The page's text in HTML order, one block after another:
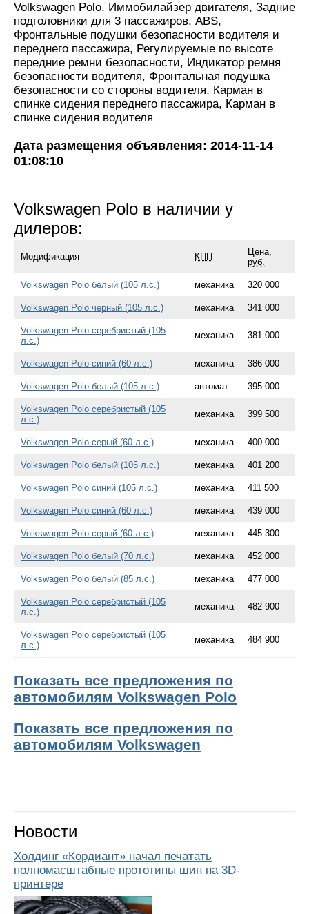
Volkswagen Polo. Иммобилайзер двигателя, Задние
подголовники для 3 пассажиров, ABS,
Фронтальные подушки безопасности водителя и
переднего пассажира, Регулируемые по высоте
передние ремни безопасности, Индикатор ремня
безопасности водителя, Фронтальная подушка
безопасности со стороны водителя, Карман в
спинке сидения переднего пассажира, Карман в
спинке сидения водителя
Дата размещения объявления: 2014-11-14
01:08:10
Volkswagen Polo в наличии у
дилеров:
Модификация КПП
Цена,
руб.
Volkswagen Polo белый (105 л.с.) механика 320 000
Volkswagen Polo черный (105 л.с.) механика 341 000
Volkswagen Polo серебристый (105
л.с.)
механика 381 000
Volkswagen Polo синий (60 л.с.) механика 386 000
Volkswagen Polo белый (105 л.с.) автомат 395 000
Volkswagen Polo серебристый (105
л.с.)
механика 399 500
Volkswagen Polo серый (60 л.с.) механика 400 000
Volkswagen Polo белый (105 л.с.) механика 401 200
Volkswagen Polo синий (105 л.с.) механика 411 500
Volkswagen Polo синий (60 л.с.) механика 439 000
Volkswagen Polo серый (60 л.с.) механика 445 300
Volkswagen Polo белый (70 л.с.) механика 452 000
Volkswagen Polo белый (85 л.с.) механика 477 000
Volkswagen Polo серебристый (105
л.с.)
механика 482 900
Volkswagen Polo серебристый (105
л.с.)
механика 484 900
Показать все предложения по
автомобилям Volkswagen Polo
Показать все предложения по
автомобилям Volkswagen
Новости
Холдинг «Кордиант» начал печатать
полномасштабные прототипы шин на 3D-
принтере